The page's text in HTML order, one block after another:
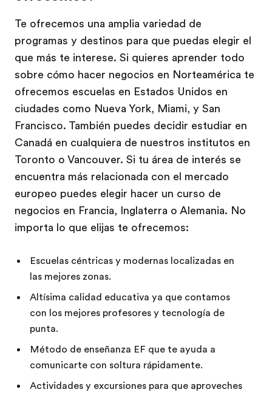
Te ofrecemos una amplia variedad de
programas y destinos para que puedas elegir el
que más te interese. Si quieres aprender todo
sobre cómo hacer negocios en Norteamérica te
ofrecemos escuelas en Estados Unidos en
ciudades como Nueva York, Miami, y San
Francisco. También puedes decidir estudiar en
Canadá en cualquiera de nuestros institutos en
Toronto o Vancouver. Si tu área de interés se
encuentra más relacionada con el mercado
europeo puedes elegir hacer un curso de
negocios en Francia, Inglaterra o Alemania. No
importa lo que elijas te ofrecemos:
Escuelas céntricas y modernas localizadas en
las mejores zonas.
Altísima calidad educativa ya que contamos
con los mejores profesores y tecnología de
punta.
Método de enseñanza EF que te ayuda a
comunicarte con soltura rápidamente.
Actividades y excursiones para que aproveches